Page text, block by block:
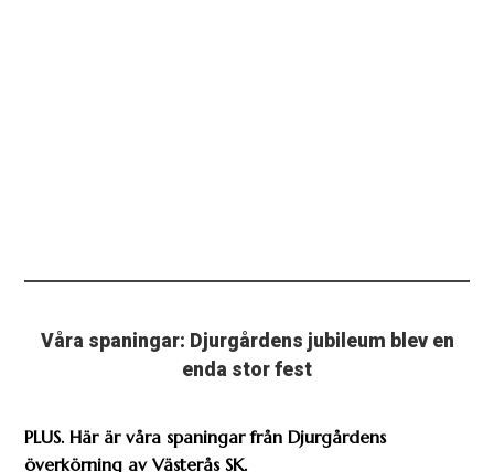
Våra spaningar: Djurgårdens jubileum blev en
enda stor fest
PLUS. Här är våra spaningar från Djurgårdens
överkörning av Västerås SK.